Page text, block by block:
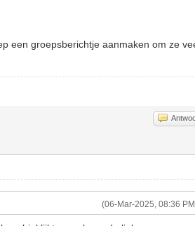
een groepsberichtje aanmaken om ze
(06-Mar-2025, 08:36